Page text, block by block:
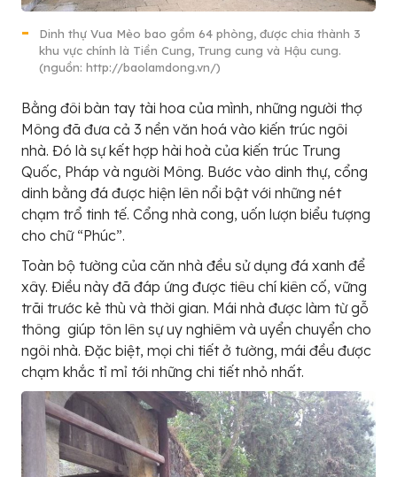
Dinh thự Vua Mèo bao gồm 64 phòng, được chia thành 3
khu vực chính là Tiền Cung, Trung cung và Hậu cung.
(nguồn: http://baolamdong.vn/)
Bằng đôi bàn tay tài hoa của mình, những người thợ
Mông đã đưa cả 3 nền văn hoá vào kiến trúc ngôi
nhà. Đó là sự kết hợp hài hoà của kiến trúc Trung
Quốc, Pháp và người Mông. Bước vào dinh thự, cổng
dinh bằng đá được hiện lên nổi bật với những nét
chạm trổ tinh tế. Cổng nhà cong, uốn lượn biểu tượng
cho chữ “Phúc”.
Toàn bộ tường của căn nhà đều sử dụng đá xanh để
xây. Điều này đã đáp ứng được tiêu chí kiên cố, vững
trãi trước kẻ thù và thời gian. Mái nhà được làm từ gỗ
thông giúp tôn lên sự uy nghiêm và uyển chuyển cho
ngôi nhà. Đặc biệt, mọi chi tiết ở tường, mái đều được
chạm khắc tỉ mỉ tới những chi tiết nhỏ nhất.